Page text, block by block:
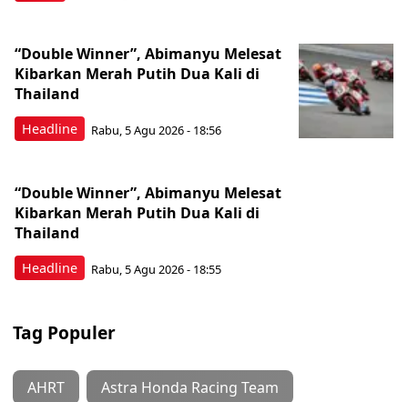
Headline
“Double Winner”, Abimanyu Melesat
Kibarkan Merah Putih Dua Kali di
Thailand
Rabu, 5 Agu 2026 - 18:56
Headline
“Double Winner”, Abimanyu Melesat
Kibarkan Merah Putih Dua Kali di
Thailand
Rabu, 5 Agu 2026 - 18:55
Tag Populer
AHRT Astra Honda Racing Team